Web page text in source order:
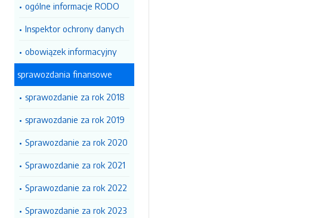
ogólne informacje RODO
Inspektor ochrony danych
obowiązek informacyjny
sprawozdania finansowe
sprawozdanie za rok 2018
sprawozdanie za rok 2019
Sprawozdanie za rok 2020
Sprawozdanie za rok 2021
Sprawozdanie za rok 2022
Sprawozdanie za rok 2023